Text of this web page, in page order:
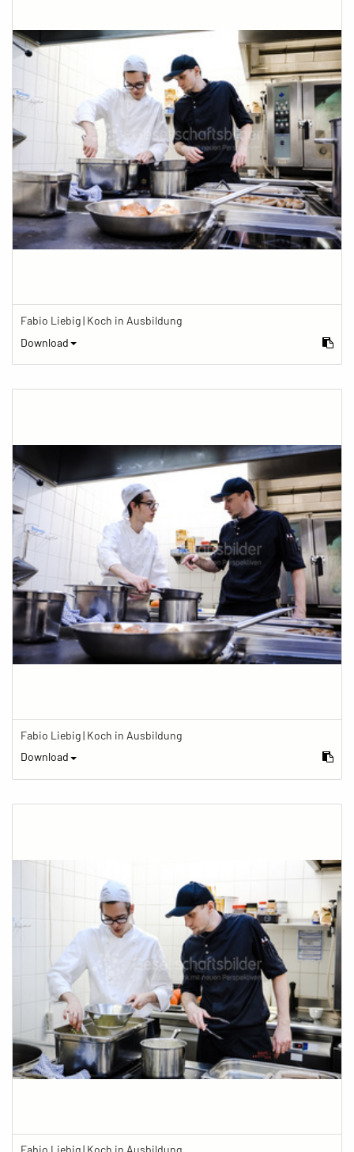
Fabio Liebig | Koch in Ausbildung
Download
Fabio Liebig | Koch in Ausbildung
Download